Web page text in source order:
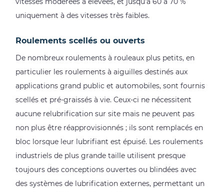
uniquement à des vitesses très faibles.
Roulements scellés ou ouverts
De nombreux roulements à rouleaux plus petits, en
particulier les roulements à aiguilles destinés aux
applications grand public et automobiles, sont fournis
scellés et pré-graissés à vie. Ceux-ci ne nécessitent
aucune relubrification sur site mais ne peuvent pas
non plus être réapprovisionnés ; ils sont remplacés en
bloc lorsque leur lubrifiant est épuisé. Les roulements
industriels de plus grande taille utilisent presque
toujours des conceptions ouvertes ou blindées avec
des systèmes de lubrification externes, permettant un